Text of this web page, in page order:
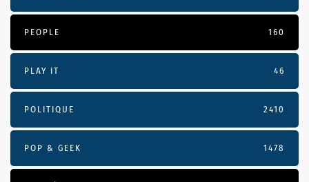
PEOPLE 160
PLAY IT 46
POLITIQUE 2410
POP & GEEK 1478